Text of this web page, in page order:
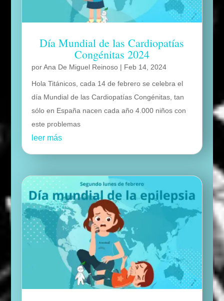
Día Mundial de las Cardiopatías
Congénitas 2024
porAna De Miguel Reinoso| Feb 14, 2024
Hola Titánicos, cada 14 de febrero se celebra el
día Mundial de las Cardiopatías Congénitas, tan
sólo en España nacen cada año 4.000 niños con
este problemas
leer más